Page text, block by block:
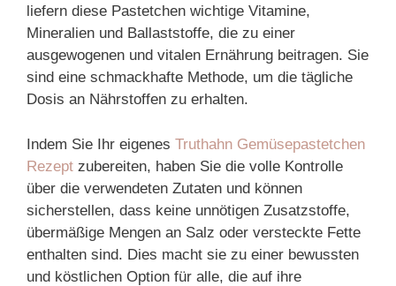
liefern diese Pastetchen wichtige Vitamine,
Mineralien und Ballaststoffe, die zu einer
ausgewogenen und vitalen Ernährung beitragen. Sie
sind eine schmackhafte Methode, um die tägliche
Dosis an Nährstoffen zu erhalten.
Indem Sie Ihr eigenes Truthahn Gemüsepastetchen
Rezept zubereiten, haben Sie die volle Kontrolle
über die verwendeten Zutaten und können
sicherstellen, dass keine unnötigen Zusatzstoffe,
übermäßige Mengen an Salz oder versteckte Fette
enthalten sind. Dies macht sie zu einer bewussten
und köstlichen Option für alle, die auf ihre